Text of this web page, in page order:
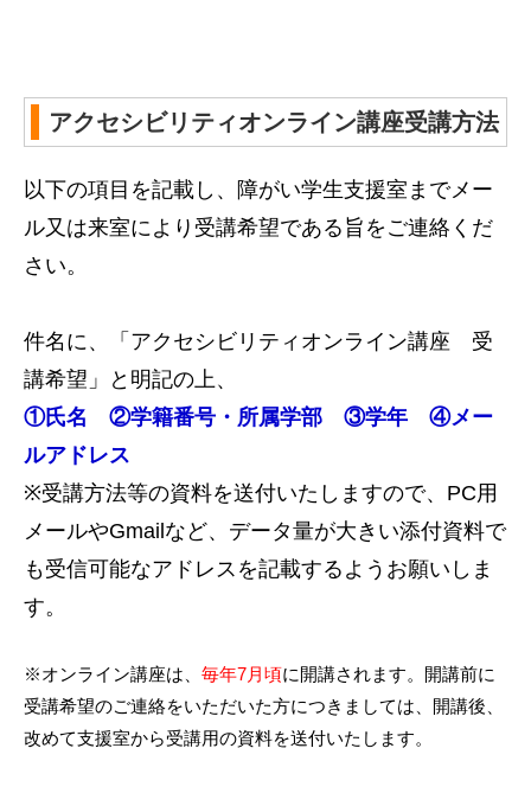
アクセシビリティオンライン講座受講方法
以下の項目を記載し、障がい学生支援室までメー
ル又は来室により受講希望である旨をご連絡くだ
さい。
件名に、「アクセシビリティオンライン講座 受
講希望」と明記の上、
①氏名 ②学籍番号・所属学部 ③学年 ④メー
ルアドレス
※受講方法等の資料を送付いたしますので、PC用
メールやGmailなど、データ量が大きい添付資料で
も受信可能なアドレスを記載するようお願いしま
す。
※オンライン講座は、 毎年7月頃に開講されます。開講前に
受講希望のご連絡をいただいた方につきましては、開講後、
改めて支援室から受講用の資料を送付いたします。